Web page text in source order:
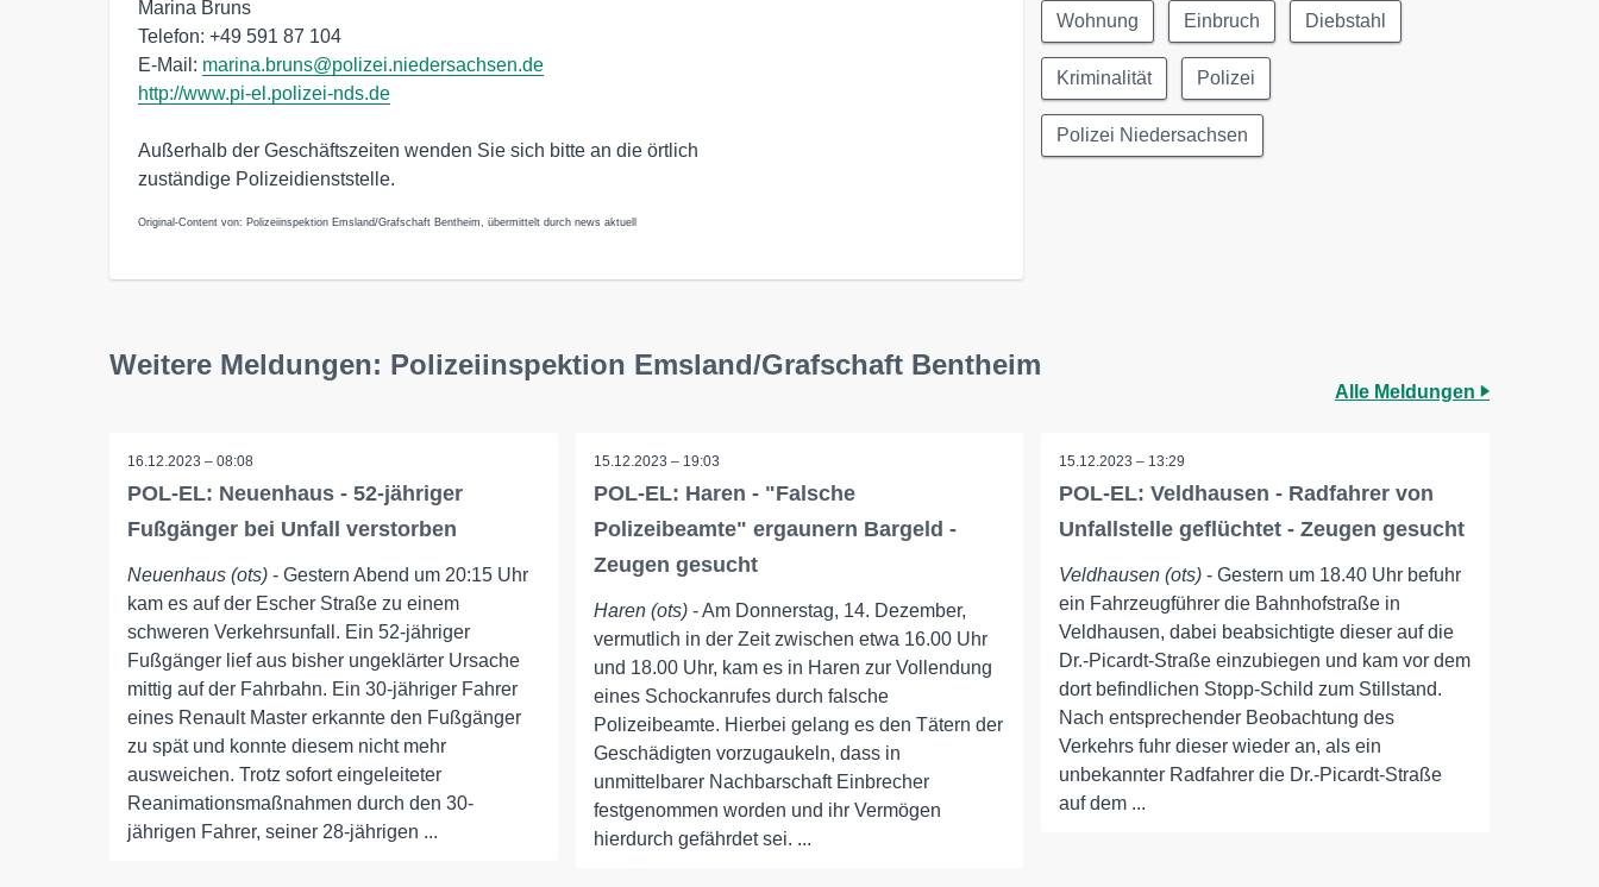
Marina Bruns
Telefon: +49 591 87 104
E-Mail: marina.bruns@polizei.niedersachsen.de
http://www.pi-el.polizei-nds.de
Außerhalb der Geschäftszeiten wenden Sie sich bitte an die örtlich
zuständige Polizeidienststelle.
Original-Content von: Polizeiinspektion Emsland/Grafschaft Bentheim, übermittelt durch news aktuell
Wohnung Einbruch Diebstahl
Kriminalität Polizei
Polizei Niedersachsen
Weitere Meldungen: Polizeiinspektion Emsland/Grafschaft Bentheim
Alle Meldungen
16.12.2023 – 08:08
POL-EL: Neuenhaus - 52-jähriger
Fußgänger bei Unfall verstorben
Neuenhaus (ots) - Gestern Abend um 20:15 Uhr
kam es auf der Escher Straße zu einem
schweren Verkehrsunfall. Ein 52-jähriger
Fußgänger lief aus bisher ungeklärter Ursache
mittig auf der Fahrbahn. Ein 30-jähriger Fahrer
eines Renault Master erkannte den Fußgänger
zu spät und konnte diesem nicht mehr
ausweichen. Trotz sofort eingeleiteter
Reanimationsmaßnahmen durch den 30-
jährigen Fahrer, seiner 28-jährigen ...
15.12.2023 – 19:03
POL-EL: Haren - "Falsche
Polizeibeamte" ergaunern Bargeld -
Zeugen gesucht
Haren (ots)- Am Donnerstag, 14. Dezember,
vermutlich in der Zeit zwischen etwa 16.00 Uhr
und 18.00 Uhr, kam es in Haren zur Vollendung
eines Schockanrufes durch falsche
Polizeibeamte. Hierbei gelang es den Tätern der
Geschädigten vorzugaukeln, dass in
unmittelbarer Nachbarschaft Einbrecher
festgenommen worden und ihr Vermögen
hierdurch gefährdet sei. ...
15.12.2023 – 13:29
POL-EL: Veldhausen - Radfahrer von
Unfallstelle geflüchtet - Zeugen gesucht
Veldhausen (ots) - Gestern um 18.40 Uhr befuhr
ein Fahrzeugführer die Bahnhofstraße in
Veldhausen, dabei beabsichtigte dieser auf die
Dr.-Picardt-Straße einzubiegen und kam vor dem
dort befindlichen Stopp-Schild zum Stillstand.
Nach entsprechender Beobachtung des
Verkehrs fuhr dieser wieder an, als ein
unbekannter Radfahrer die Dr.-Picardt-Straße
auf dem ...